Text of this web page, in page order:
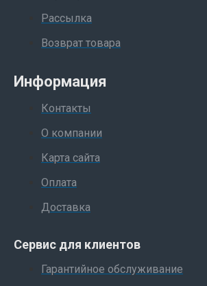
Рассылка
Возврат товара
Информация
Контакты
О компании
Карта сайта
Оплата
Доставка
Сервис для клиентов
Гарантийное обслуживание